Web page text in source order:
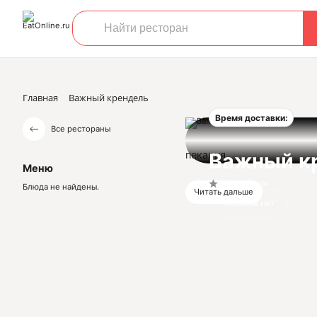
Главная Важный крендель
Все рестораны
Меню
Блюда не найдены.
Время доставки:
Важный
пекарня
Читать дальше